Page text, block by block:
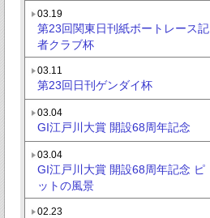
03.19
第23回関東日刊紙ボートレース記
者クラブ杯
03.11
第23回日刊ゲンダイ杯
03.04
GI江戸川大賞 開設68周年記念
03.04
GI江戸川大賞 開設68周年記念 ピ
ットの風景
02.23